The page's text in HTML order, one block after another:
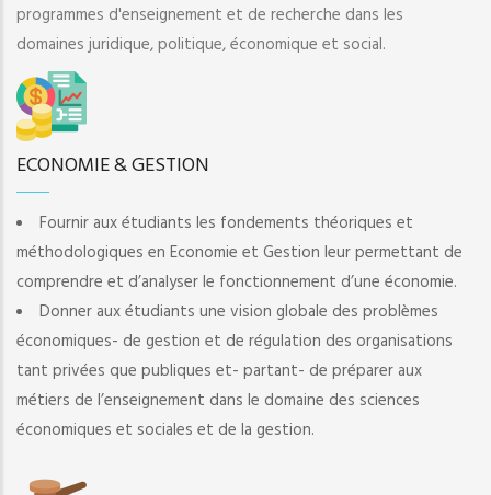
programmes d'enseignement et de recherche dans les
domaines juridique, politique, économique et social.
ECONOMIE & GESTION
Fournir aux étudiants les fondements théoriques et
méthodologiques en Economie et Gestion leur permettant de
comprendre et d’analyser le fonctionnement d’une économie.
Donner aux étudiants une vision globale des problèmes
économiques- de gestion et de régulation des organisations
tant privées que publiques et- partant- de préparer aux
métiers de l’enseignement dans le domaine des sciences
économiques et sociales et de la gestion.